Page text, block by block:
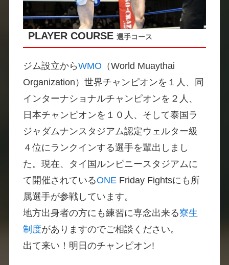
PLAYER COURSE 選手コース
ジム設立からWMO （World Muaythai
Organization）世界チャンピオンを１人、同
インターナショナルチャンピオンを２人、
日本チャンピオンを１０人、そして泰国ラ
ジャダムナンスタジアム認定ウェルター級
４位にランクインする選手を輩出しまし
た。現在、タイ国ルンピニースタジアムに
て開催されているONE Friday Fightsにも所
属選手が参戦しています。
地方出身者の方にも練習に専念出来る寮生
制度がありますのでご相談ください。
出て来い！明日のチャンピオン!